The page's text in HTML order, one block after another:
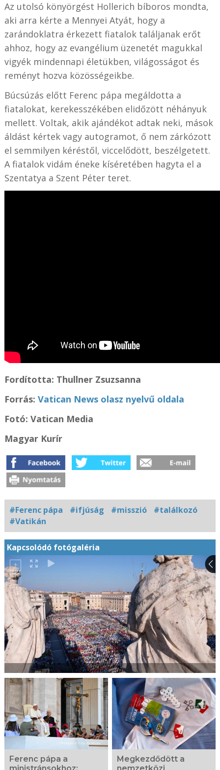
Az utolsó könyörgést Hollerich bíboros mondta,
aki arra kérte a Mennyei Atyát, hogy a
zarándoklatra érkezett fiatalok találjanak erőt
ahhoz, hogy az evangélium üzenetét magukkal
vigyék mindennapi életükben, világosságot és
reményt hozva közösségeikbe.
Búcsúzás előtt Ferenc pápa megáldotta a
fiatalokat, kerekesszékében elidőzött néhányuk
mellett. Voltak, akik ajándékot adtak neki, mások
áldást kértek vagy autogramot, ő nem zárkózott
el semmilyen kéréstől, viccelődött, beszélgetett.
A fiatalok vidám éneke kíséretében hagyta el a
Szentatya a Szent Péter teret.
Fordította: Thullner Zsuzsanna
Forrás: Vatican News olasz nyelvű oldala
Fotó: Vatican Media
Magyar Kurír
#Ferenc pápa #ifjúság #misszió
#találkozó
#Vatikán
Kapcsolódó fotógaléria
Ferenc pápa a
Megkezdődött a